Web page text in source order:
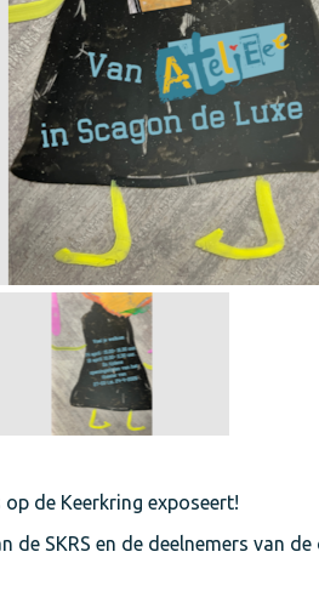
de Keerkring exposeert!
de SKRS en de deelnemers van